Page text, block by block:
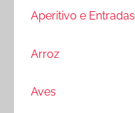
Aperitivo e Entradas
Arroz
Aves